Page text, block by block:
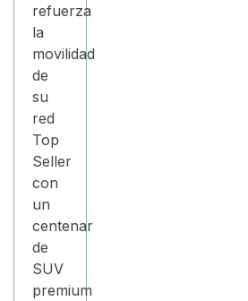
refuerza
la
movilidad
de
su
red
Top
Seller
con
un
centenar
de
SUV
premium